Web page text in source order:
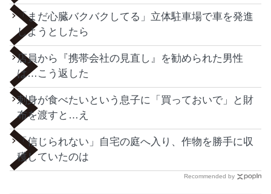
「まだ心臓バクバクしてる」立体駐車場で車を発進
しようとしたら
店員から『携帯会社の見直し』を勧められた男性
は…こう返した
刺身が食べたいという息子に「買っておいで」と財
布を渡すと…え
「信じられない」自宅の庭へ入り、作物を勝手に収
穫していたのは
Recommended by